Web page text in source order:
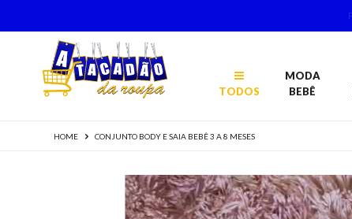
TODOS
MODA
BEBÊ
HOME CONJUNTO BODY E SAIA BEBÊ 3 A 8 MESES